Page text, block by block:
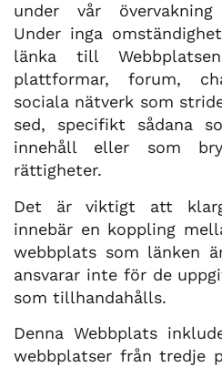
under vår
Under inga
länka till
plattformar, forum,
sociala nätverk som
sed, specifikt sådana
innehåll eller som
rättigheter.
Det är viktigt att
innebär en koppling
webbplats som länken
ansvarar inte för de
som tillhandahålls.
Denna Webbplats
webbplatser från tredje